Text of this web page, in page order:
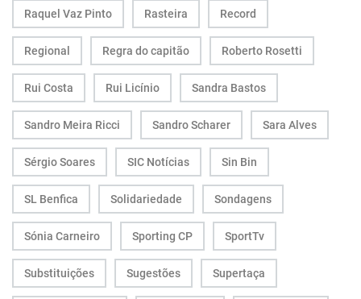
Raquel Vaz Pinto Rasteira Record
Regional Regra do capitão Roberto Rosetti
Rui Costa Rui Licínio Sandra Bastos
Sandro Meira Ricci Sandro Scharer Sara Alves
Sérgio Soares SIC Notícias Sin Bin
SL Benfica Solidariedade Sondagens
Sónia Carneiro Sporting CP SportTv
Substituições Sugestões Supertaça